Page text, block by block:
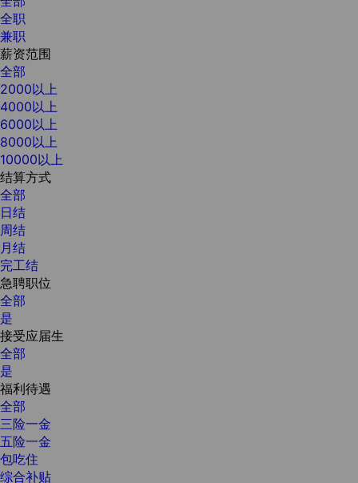
全职
兼职
薪资范围
全部
2000以上
4000以上
6000以上
8000以上
10000以上
结算方式
全部
日结
周结
月结
完工结
急聘职位
全部
是
接受应届生
全部
是
福利待遇
全部
三险一金
五险一金
包吃住
综合补贴